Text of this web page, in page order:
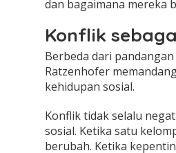
dan bagaimana mereka
Konflik
Berbeda dari
Ratzenhofer
kehidupan sosial.
Konflik tidak selalu
sosial. Ketika satu
berubah. Ketika